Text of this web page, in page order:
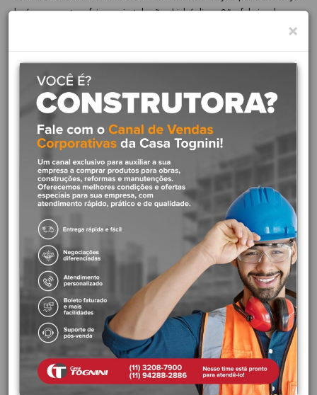
de água quente e fria em instalações hidráulicas.São fabricados
INDICAÇÃO:
Utilizada na condução de água potável quente e fria em instalações
prediais de tubulação rígida. Instalações prediais de água quente e
fria, em prumadas e ramais de edificações residenciais e
comerciais.
PRINCIPAIS BENEFÍCIOS:
Suporta maiores temperaturas
Material atóxico e reciclável
Maior isolamento acústico
Resistência a impactos
Otimização de projeto, sistema conjunto de água quente e fria
MARCA:Amanco
CÓD FABRICANTE:
14607
Verde
PRODUTO:Curva 25mm 90º PPR Amanco
×